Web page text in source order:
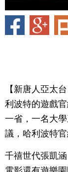
【新唐人亞太
利波特的遊戲
一省，一名大
議，哈利波特官
千禧世代張凱